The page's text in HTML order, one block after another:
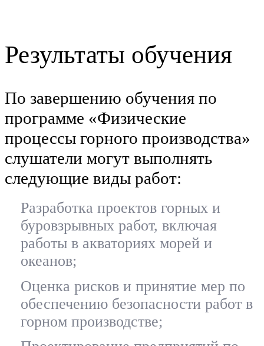
Результаты обучения
По завершению обучения по
программе «Физические
процессы горного производства»
слушатели могут выполнять
следующие виды работ:
Разработка проектов горных и
буровзрывных работ, включая
работы в акваториях морей и
океанов;
Оценка рисков и принятие мер по
обеспечению безопасности работ в
горном производстве;